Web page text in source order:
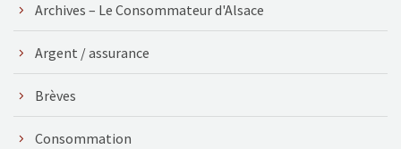
Archives – Le Consommateur d'Alsace
Argent / assurance
Brèves
Consommation